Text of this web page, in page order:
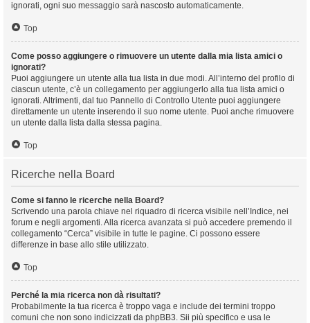
ignorati, ogni suo messaggio sarà nascosto automaticamente.
Top
Come posso aggiungere o rimuovere un utente dalla mia lista amici o
ignorati?
Puoi aggiungere un utente alla tua lista in due modi. All’interno del profilo di
ciascun utente, c’è un collegamento per aggiungerlo alla tua lista amici o
ignorati. Altrimenti, dal tuo Pannello di Controllo Utente puoi aggiungere
direttamente un utente inserendo il suo nome utente. Puoi anche rimuovere
un utente dalla lista dalla stessa pagina.
Top
Ricerche nella Board
Come si fanno le ricerche nella Board?
Scrivendo una parola chiave nel riquadro di ricerca visibile nell’Indice, nei
forum e negli argomenti. Alla ricerca avanzata si può accedere premendo il
collegamento “Cerca” visibile in tutte le pagine. Ci possono essere
differenze in base allo stile utilizzato.
Top
Perché la mia ricerca non dà risultati?
Probabilmente la tua ricerca è troppo vaga e include dei termini troppo
comuni che non sono indicizzati da phpBB3. Sii più specifico e usa le